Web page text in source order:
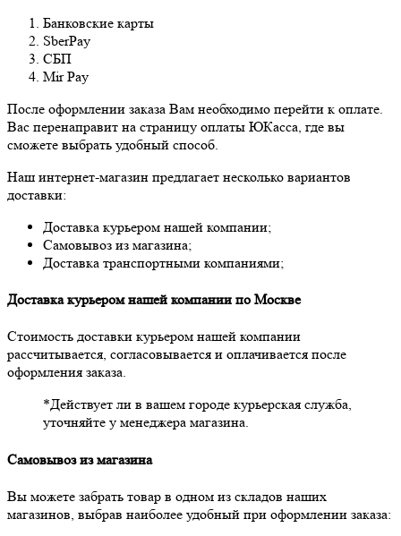
Банковские карты
SberPay
СБП
Mir Pay
После оформлении заказа Вам необходимо перейти к оплате.
Вас перенаправит на страницу оплаты ЮКасса, где вы
сможете выбрать удобный способ.
Наш интернет-магазин предлагает несколько вариантов
доставки:
Доставка курьером нашей компании;
Самовывоз из магазина;
Доставка транспортными компаниями;
Доставка курьером нашей компании по Москве
Стоимость доставки курьером нашей компании
рассчитывается, согласовывается и оплачивается после
оформления заказа.
*Действует ли в вашем городе курьерская служба,
уточняйте у менеджера магазина.
Самовывоз из магазина
Вы можете забрать товар в одном из складов наших
магазинов, выбрав наиболее удобный при оформлении заказа: